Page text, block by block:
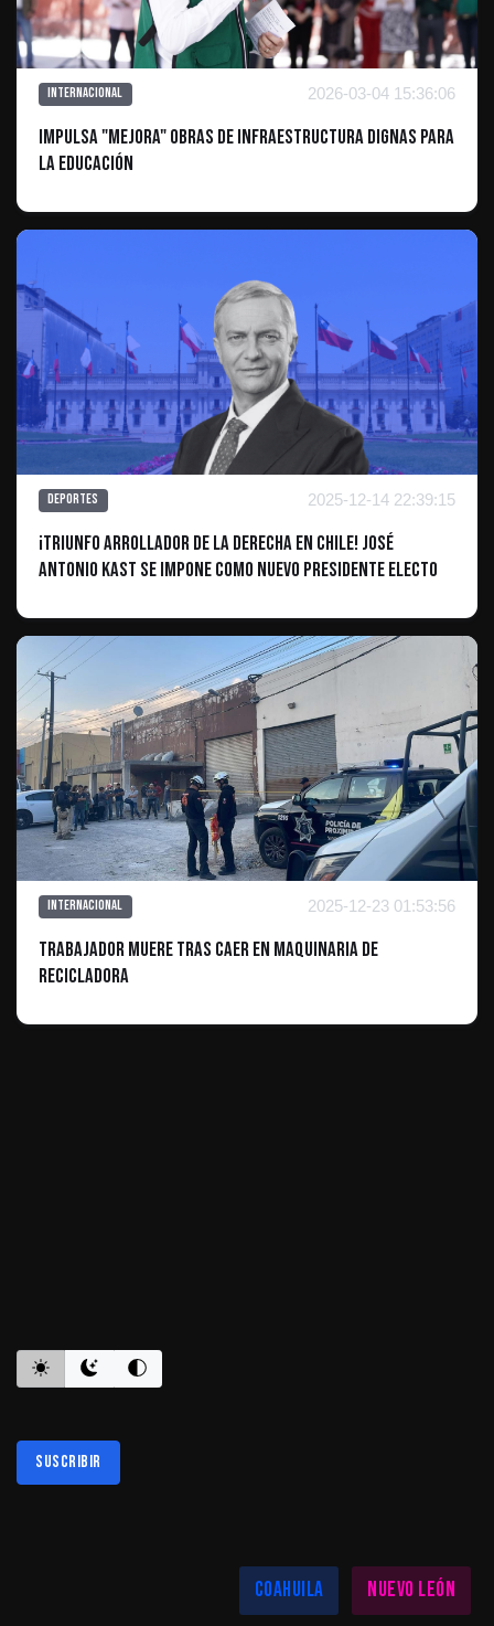
Internacional 2026-03-04 15:36:06
Impulsa "Mejora" obras de infraestructura dignas para
la educación
Deportes 2025-12-14 22:39:15
¡Triunfo arrollador de la derecha en Chile! José
Antonio Kast se impone como nuevo presidente electo
Internacional 2025-12-23 01:53:56
Trabajador muere tras caer en maquinaria de
recicladora
Suscribir
Coahuila
Nuevo León